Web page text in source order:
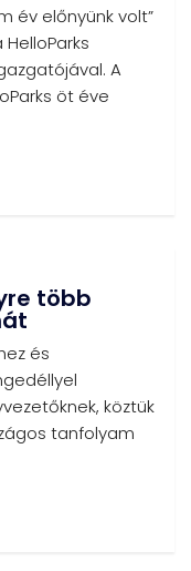
év előnyünk volt”
A
öt éve
több
és
köztük
tanfolyam